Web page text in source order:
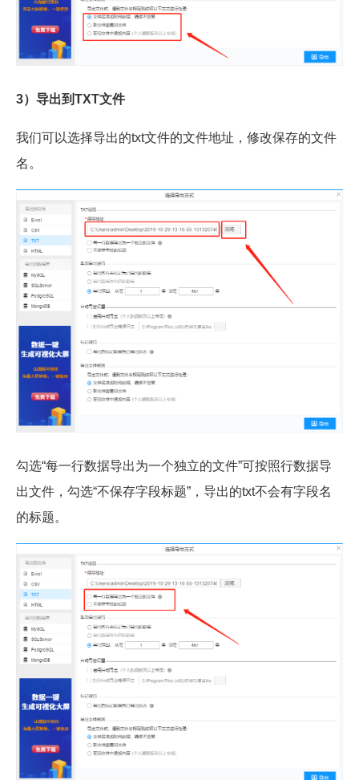
3）导出到TXT文件
我们可以选择导出的txt文件的文件地址，修改保存的文件
名。
勾选“每一行数据导出为一个独立的文件”可按照行数据导
出文件，勾选“不保存字段标题”，导出的txt不会有字段名
的标题。